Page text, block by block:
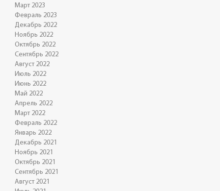
Март 2023
Февраль 2023
Декабрь 2022
Ноябрь 2022
Октябрь 2022
Сентябрь 2022
Август 2022
Июль 2022
Июнь 2022
Май 2022
Апрель 2022
Март 2022
Февраль 2022
Январь 2022
Декабрь 2021
Ноябрь 2021
Октябрь 2021
Сентябрь 2021
Август 2021